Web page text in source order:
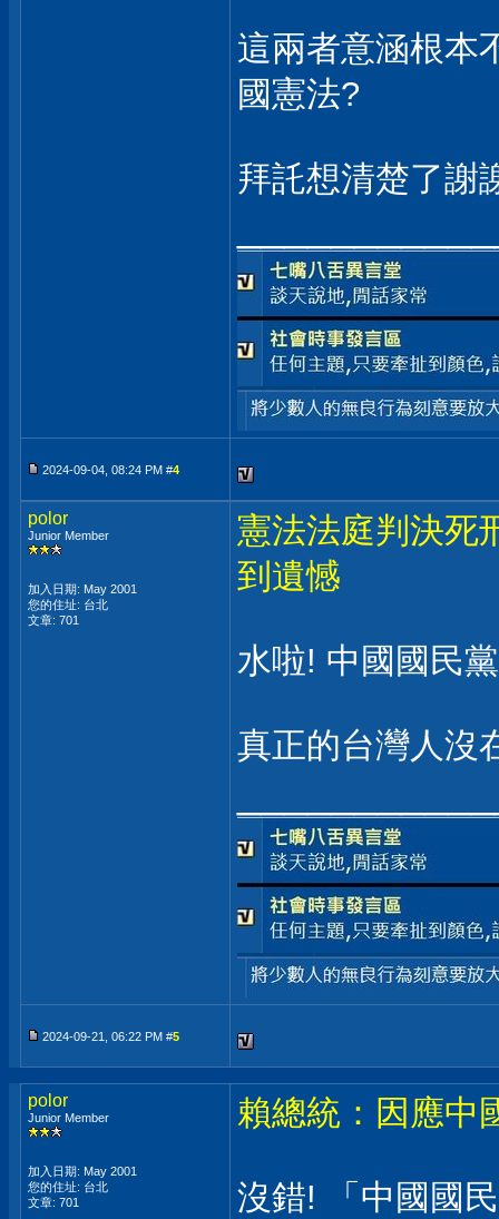
這兩者意涵根本
國憲法?
拜託想清楚了謝
2024-09-04, 08:24 PM #4
polor
Junior Member
加入日期: May 2001
您的住址: 台北
文章: 701
憲法法庭判決死
到遺憾
水啦! 中國國民
真正的台灣人沒
2024-09-21, 06:22 PM #5
polor
Junior Member
加入日期: May 2001
您的住址: 台北
文章: 701
賴總統：因應中
沒錯! 「中國國